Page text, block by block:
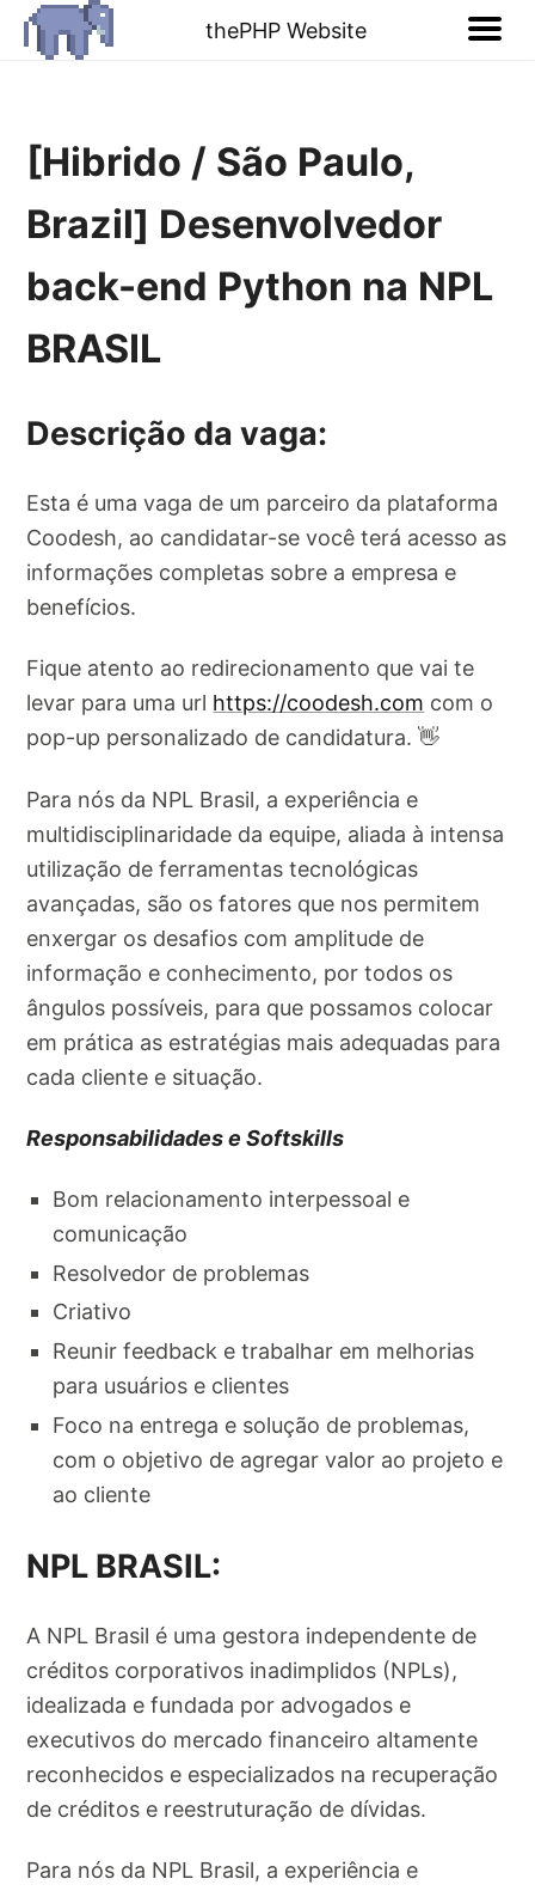
thePHP Website
[Hibrido / São Paulo,
Brazil] Desenvolvedor
back-end Python na NPL
BRASIL
Descrição da vaga:
Esta é uma vaga de um parceiro da plataforma
Coodesh, ao candidatar-se você terá acesso as
informações completas sobre a empresa e
benefícios.
Fique atento ao redirecionamento que vai te
levar para uma url https://coodesh.com com o
pop-up personalizado de candidatura. 👋
Para nós da NPL Brasil, a experiência e
multidisciplinaridade da equipe, aliada à intensa
utilização de ferramentas tecnológicas
avançadas, são os fatores que nos permitem
enxergar os desafios com amplitude de
informação e conhecimento, por todos os
ângulos possíveis, para que possamos colocar
em prática as estratégias mais adequadas para
cada cliente e situação.
Responsabilidades e Softskills
Bom relacionamento interpessoal e
comunicação
Resolvedor de problemas
Criativo
Reunir feedback e trabalhar em melhorias
para usuários e clientes
Foco na entrega e solução de problemas,
com o objetivo de agregar valor ao projeto e
ao cliente
NPL BRASIL:
A NPL Brasil é uma gestora independente de
créditos corporativos inadimplidos (NPLs),
idealizada e fundada por advogados e
executivos do mercado financeiro altamente
reconhecidos e especializados na recuperação
de créditos e reestruturação de dívidas.
Para nós da NPL Brasil, a experiência e